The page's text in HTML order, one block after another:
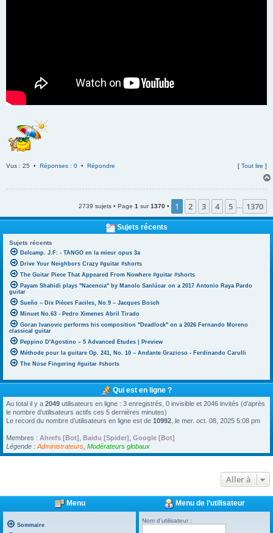
Vus : 25 • Réponses : 0 • Répondre [ Tout lire ]
2739 sujets • Page 1 sur1370 • 1 2 3 4 5 1370
Sujets récents
Sujets récents
Delcamp. J.F: - TANGO en la mieur opus 3a
Drive Your Neighbors Crazy #guitar #shorts
The Guitar Piece That Appeared From Nowhere #guitar #shorts
Payam Shahidi plays "Nacencia" by Manolo Sanlúcar on a 2017 Antonio Raya Pardo
guitar
Sueño – Dix Pièces Faciles, No.9 – Jacques Bosch
Minuet No.63 - Pedro Ximenes Abril Tirado
Goran Ivanovic performs his composition "Deadlock" on a 2026 Fernando Moreno
classical guitar
Peppino D'Agostino – 5 Advanced Etudes | Preview
Méthode pour la guitare Op. 241, No. 10 – Andante Grazioso - Ferdinando Carulli
The Nose Fingering #guitar #shorts
Qui est en ligne ?
Au total il y a 2049 utilisateurs en ligne : 3 enregistrés, 0 invisible et 2046 invités (d’après
le nombre d’utilisateurs actifs ces 5 dernières minutes)
Le record du nombre d’utilisateurs en ligne est de 10992 , le mer. oct. 08, 2025 5:08 pm
Membres : Ahrefs [Bot] Baidu [Spider] Google [Bot]
Légende : Administrateurs Modérateurs globaux
Aller à
Menu
Sommaire
Menu de l’utilisateur
Nom d’utilisateur :